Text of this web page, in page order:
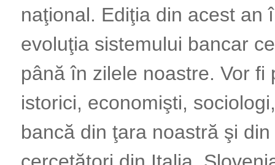
naţional. Ediţia din acest an
evoluţia sistemului bancar
până în zilele noastre. Vor
istorici, economişti,
bancă din ţara noastră şi